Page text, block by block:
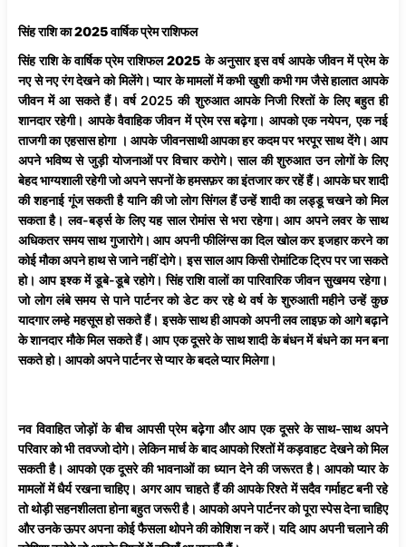
सिंहराशिका2025वार्षिकप्रेमराशिफल
सिंह राशि के वार्षिक प्रेम राशिफल 2025 के अनुसार इस वर्ष आपके जीवन में प्रेम के
नए से नए रंग देखने को मिलेंगे। प्यार के मामलों में कभी खुशी कभी गम जैसे हालात आपके
जीवन में आ सकते हैं। वर्ष 2025 की शुरुआत आपके निजी रिश्तों के लिए बहुत ही
शानदार रहेगी। आपके वैवाहिक जीवन में प्रेम रस बढ़ेगा। आपको एक नयेपन, एक नई
ताजगी का एहसास होगा । आपके जीवनसाथी आपका हर कदम पर भरपूर साथ देंगे। आप
अपने भविष्य से जुड़ी योजनाओं पर विचार करोगे। साल की शुरुआत उन लोगों के लिए
बेहद भाग्यशाली रहेगी जो अपने सपनों के हमसफ़र का इंतजार कर रहें हैं। आपके घर शादी
की शहनाई गूंज सकती है यानि की जो लोग सिंगल हैं उन्हें शादी का लड्डू चखने को मिल
सकता है। लव-बर्ड्स के लिए यह साल रोमांस से भरा रहेगा। आप अपने लवर के साथ
अधिकतर समय साथ गुजारोगे। आप अपनी फीलिंग्स का दिल खोल कर इजहार करने का
कोई मौका अपने हाथ से जाने नहीं दोगे। इस साल आप किसी रोमांटिक ट्रिप पर जा सकते
हो। आप इश्क में डूबे-डूबे रहोगे। सिंह राशि वालों का पारिवारिक जीवन सुखमय रहेगा।
जो लोग लंबे समय से पाने पार्टनर को डेट कर रहे थे वर्ष के शुरुआती महीने उन्हें कुछ
यादगार लम्हे महसूस हो सकते हैं। इसके साथ ही आपको अपनी लव लाइफ़ को आगे बढ़ाने
के शानदार मौके मिल सकते हैं। आप एक दूसरे के साथ शादी के बंधन में बंधने का मन बना
सकते हो। आपको अपने पार्टनर से प्यार के बदले प्यार मिलेगा।
नव विवाहित जोड़ों के बीच आपसी प्रेम बढ़ेगा और आप एक दूसरे के साथ-साथ अपने
परिवार को भी तवज्जो दोगे। लेकिन मार्च के बाद आपको रिश्तों में कड़वाहट देखने को मिल
सकती है। आपको एक दूसरे की भावनाओं का ध्यान देने की जरूरत है। आपको प्यार के
मामलों में धैर्य रखना चाहिए। अगर आप चाहते हैं की आपके रिश्ते में सदैव गर्माहट बनी रहे
तो थोड़ी सहनशीलता होना बहुत जरूरी है। आपको अपने पार्टनर को पूरा स्पेस देना चाहिए
और उनके ऊपर अपना कोई फैसला थोपने की कोशिश न करें। यदि आप अपनी चलाने की